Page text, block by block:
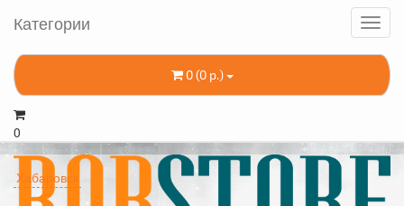
Категории
0 (0 р.)
0
Хабаровск